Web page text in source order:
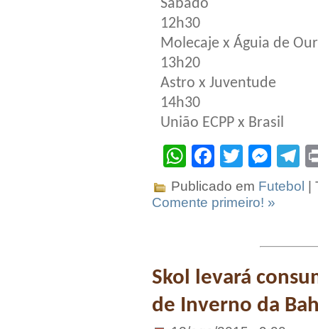
Sábado
12h30
Molecaje x Águia de
13h20
Astro x Juventude
14h30
União ECPP x Brasil
WhatsApp
Facebook
Twitter
Publicado em Futebol
|
Comente primeiro! »
Skol levará
de Inverno da